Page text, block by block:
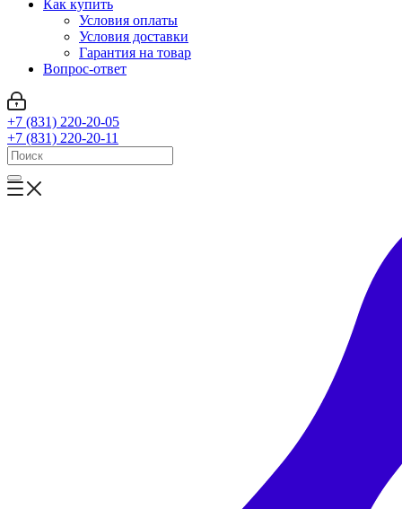
Как купить
Условия оплаты
Условия доставки
Гарантия на товар
Вопрос-ответ
+7 (831) 220-20-05
+7 (831) 220-20-11